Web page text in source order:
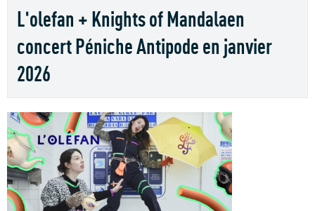
L'olefan + Knights of Mandalaen
concert Péniche Antipode en janvier
2026